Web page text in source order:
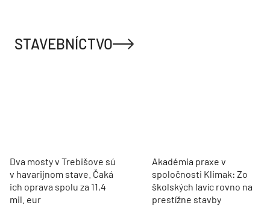
STAVEBNÍCTVO
Dva mosty v Trebišove sú
v havarijnom stave. Čaká
ich oprava spolu za 11,4
mil. eur
Akadémia praxe v
spoločnosti Klimak: Zo
školských lavíc rovno na
prestížne stavby